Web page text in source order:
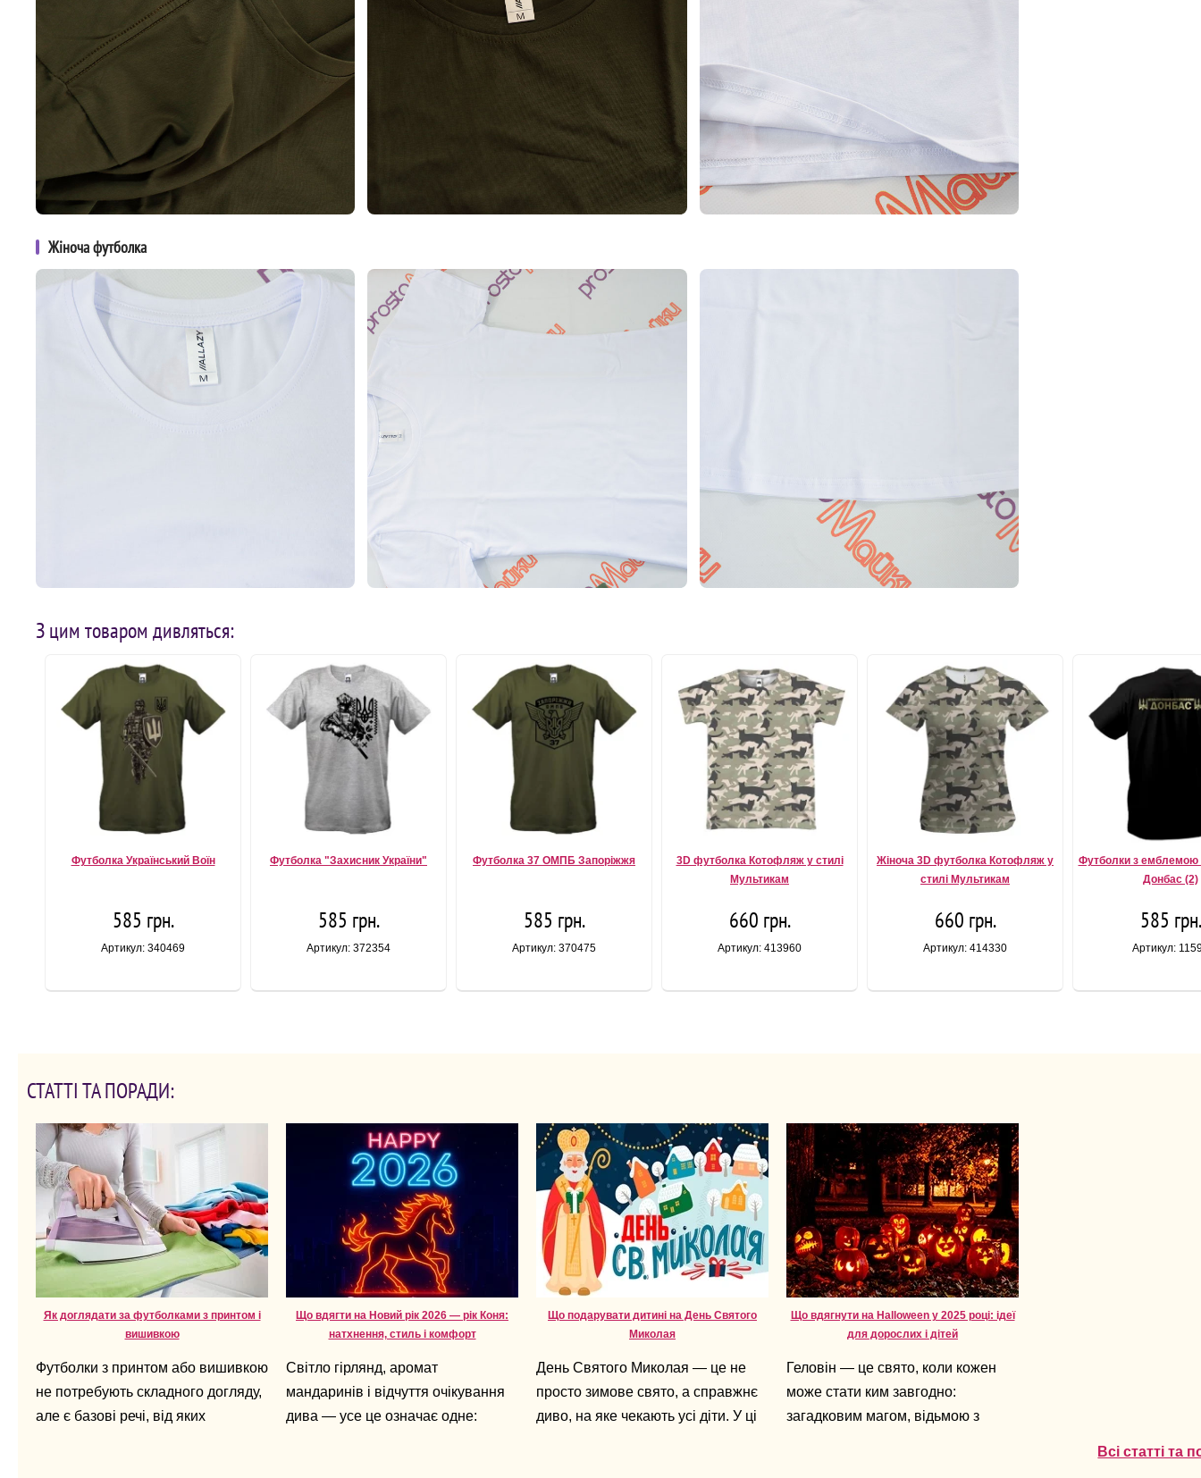
Жіноча футболка
З цим товаром дивляться:
Футболка Український Воїн
585 грн.
Артикул: 340469
Футболка "Захисник України"
585 грн.
Артикул: 372354
Футболка 37 ОМПБ Запоріжжя
585 грн.
Артикул: 370475
3D футболка Котофляж у стилі
Мультикам
660 грн.
Артикул: 413960
Жіноча 3D футболка Котофляж у
стилі Мультикам
660 грн.
Артикул: 414330
Футболки з емблемою
Донбас (2)
585 грн.
Артикул:
СТАТТІ ТА ПОРАДИ:
Як доглядати за футболками з принтом і
вишивкою
Футболки з принтом або вишивкою
не потребують складного догляду,
але є базові речі, від яких
Що вдягти на Новий рік 2026 — рік Коня:
натхнення, стиль і комфорт
Світло гірлянд, аромат
мандаринів і відчуття очікування
дива — усе це означає одне:
Що подарувати дитині на День Святого
Миколая
День Святого Миколая — це не
просто зимове свято, а справжнє
диво, на яке чекають усі діти. У ці
Що вдягнути на Halloween у 2025 році: ідеї
для дорослих і дітей
Геловін — це свято, коли кожен
може стати ким завгодно:
загадковим магом, відьмою з
Всі статті та